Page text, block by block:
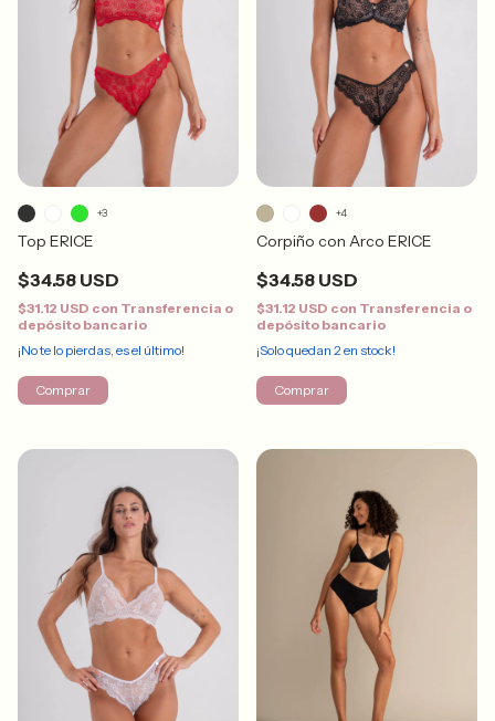
Top ERICE
$34.58 USD
$31.12 USD con Transferencia o
depósito bancario
¡No te lo pierdas, es el último!
+3
Comprar
Corpiño con Arco ERICE
$34.58 USD
$31.12 USD con Transferencia o
depósito bancario
¡Solo quedan 2en stock!
+4
Comprar